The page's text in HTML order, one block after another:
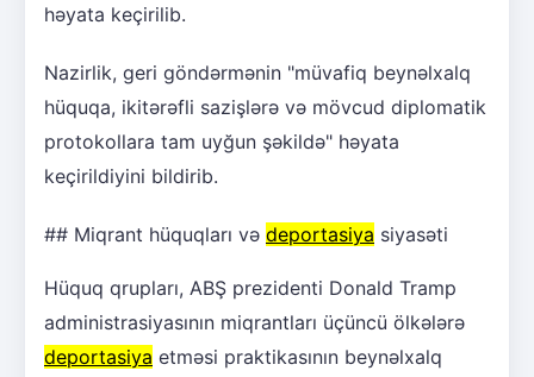
həyata keçirilib.
Nazirlik, geri göndərmənin "müvafiq beynəlxalq
hüquqa, ikitərəfli sazişlərə və mövcud diplomatik
protokollara tam uyğun şəkildə" həyata
keçirildiyini bildirib.
## Miqrant hüquqları və deportasiya siyasəti
Hüquq qrupları, ABŞ prezidenti Donald Tramp
administrasiyasının miqrantları üçüncü ölkələrə
deportasiya etməsi praktikasının beynəlxalq